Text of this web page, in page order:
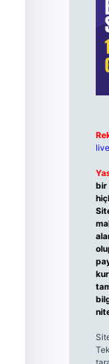
bir